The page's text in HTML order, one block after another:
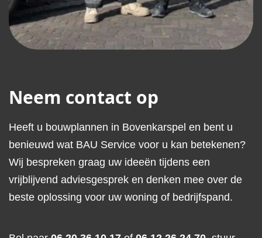
Neem contact op
Heeft u bouwplannen in Bovenkarspel en bent u
benieuwd wat BAU Service voor u kan betekenen?
Wij bespreken graag uw ideeën tijdens een
vrijblijvend adviesgesprek en denken mee over de
beste oplossing voor uw woning of bedrijfspand.